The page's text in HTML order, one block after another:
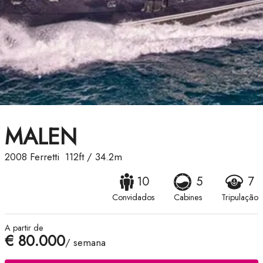
MALEN
2008 Ferretti 112ft/ 34.2m
10
Convidados
5
Cabines
7
Tripulação
A partir de
€ 80.000/ semana